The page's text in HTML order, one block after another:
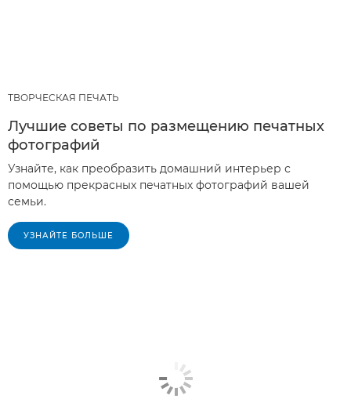
ТВОРЧЕСКАЯ ПЕЧАТЬ
Лучшие советы по размещению печатных
фотографий
Узнайте, как преобразить домашний интерьер с
помощью прекрасных печатных фотографий вашей
семьи.
УЗНАЙТЕ БОЛЬШЕ